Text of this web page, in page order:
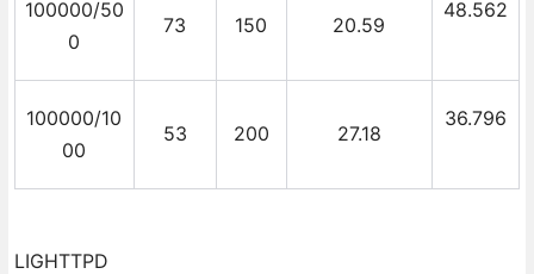
100000/50
0
73 150 20.59
48.562
100000/10
00
53 200 27.18
36.796
LIGHTTPD